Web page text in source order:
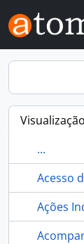
Skip to main
...
Acesso
Ações